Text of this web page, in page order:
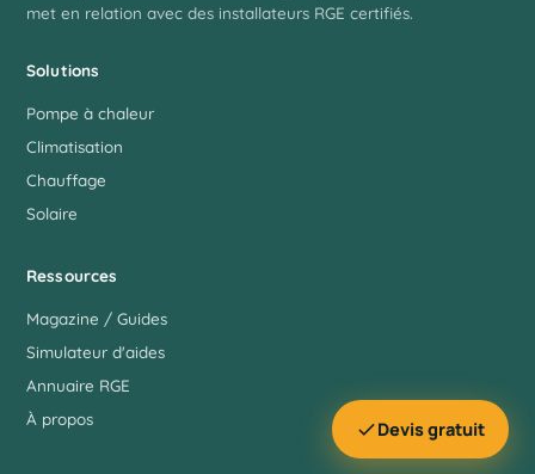
met en relation avec des installateurs RGE certifiés.
Solutions
Pompe à chaleur
Climatisation
Chauffage
Solaire
Ressources
Magazine / Guides
Simulateur d'aides
Annuaire RGE
À propos
Devis gratuit